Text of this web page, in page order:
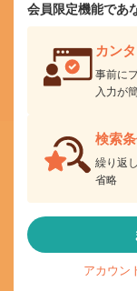
会員限定機能であ
カン
事前に
入力が
検索
繰り返
省略
アカウン